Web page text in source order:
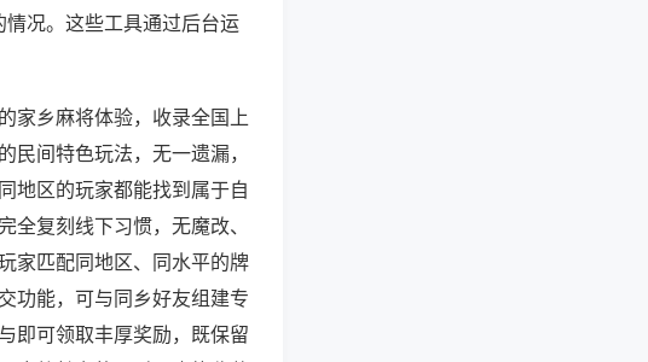
情况。这些工具通过后台运
家乡麻将体验，收录全国上
间特色玩法，无一遗漏，
地区的玩家都能找到属于自
复刻线下习惯，无魔改、
家匹配同地区、同水平的牌
功能，可与同乡好友组建专
即可领取丰厚奖励，既保留